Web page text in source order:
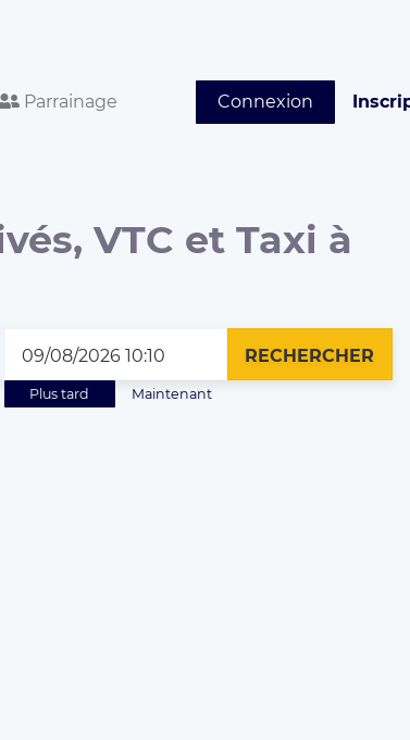
Parrainage Connexion
VTC et Taxi à
Maintenant
Plus tard
RECHERCHER